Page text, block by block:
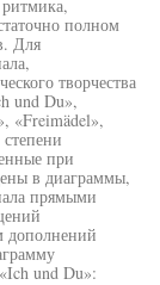
полном
Для
творчества
und Du»,
«Freimädel»,
при
в диаграммы,
прямыми
дополнений
und Du»: